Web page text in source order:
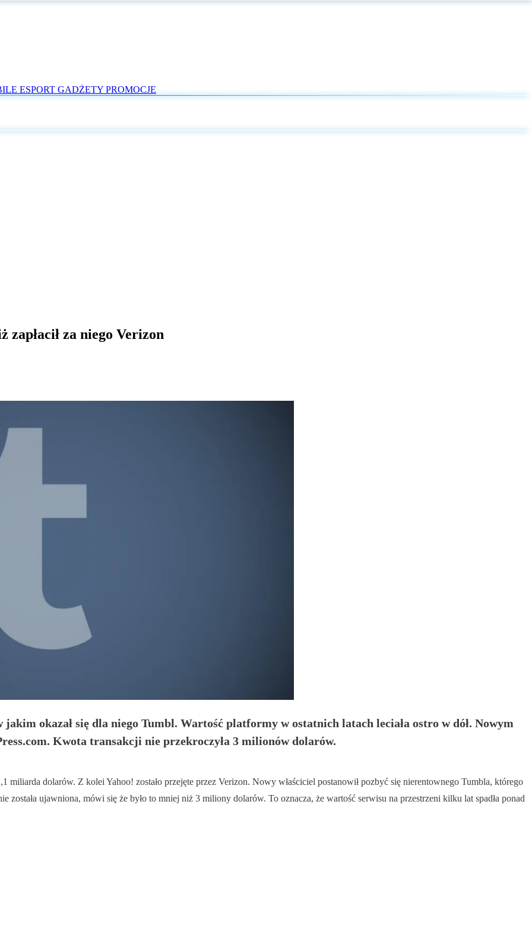
ESPORT GADŻETY PROMOCJE
za niego Verizon
jakim okazał się dla niego Tumbl. Wartość platformy w ostatnich latach leciała ostro w dół. Nowym
Kwota transakcji nie przekroczyła 3 milionów dolarów.
miliarda dolarów. Z kolei Yahoo! zostało przejęte przez Verizon. Nowy właściciel postanowił pozbyć się nierentownego Tumbla, którego
została ujawniona, mówi się że było to mniej niż 3 miliony dolarów. To oznacza, że wartość serwisu na przestrzeni kilku lat spadła ponad